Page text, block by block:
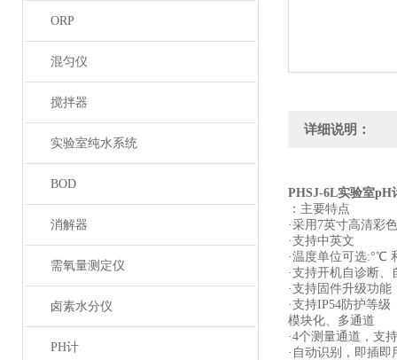
ORP
混匀仪
搅拌器
实验室纯水系统
BOD
消解器
需氧量测定仪
卤素水分仪
PH计
详细说明：
PHSJ-6L实验室pH
： 主要特点
·采用7英寸高清彩
·支持中英文
·温度单位可选:°℃
·支持开机自诊断
·支持固件升级功
·支持IP54防护等级
模块化、多通道
·4个测量通道，支
·自动识别，即插即